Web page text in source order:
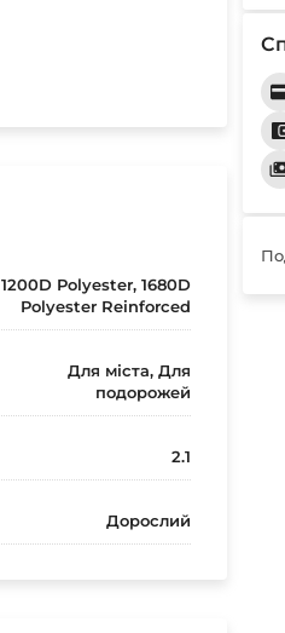
1200D Polyester, 1680D
Polyester Reinforced
Для міста, Для
подорожей
2.1
Дорослий